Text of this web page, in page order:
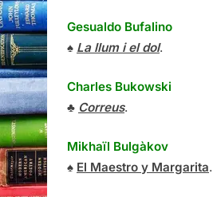
Gesualdo Bufalino
♠ La llum i el dol.
Charles Bukowski
♣ Correus.
Mikhaïl Bulgàkov
♠ El Maestro y Margarita.